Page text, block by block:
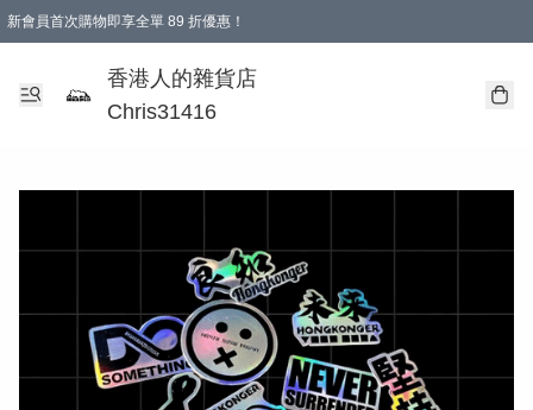
新會員首次購物即享全單 89 折優惠！
購物滿 HKD 499.00即享免運費優惠！（適用於 本地送貨、本地取貨 )
【滿 $300 專屬驚喜：無聲信物（最後一批）】
香港人的雜貨店
Chris31416